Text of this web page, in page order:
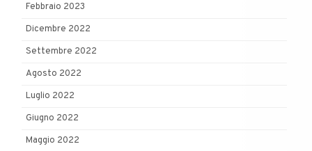
Febbraio 2023
Dicembre 2022
Settembre 2022
Agosto 2022
Luglio 2022
Giugno 2022
Maggio 2022